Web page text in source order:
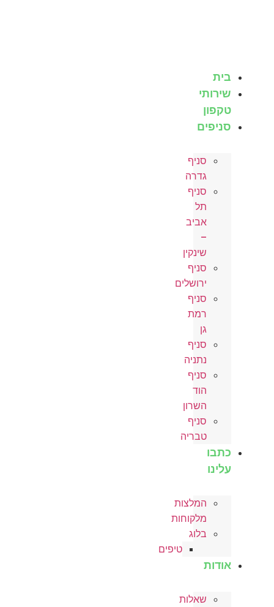
בית
שירותי
טקפון
סניפים
סניף
גדרה
סניף
תל
אביב
–
שינקין
סניף
ירושלים
סניף
רמת
גן
סניף
נתניה
סניף
הוד
השרון
סניף
טבריה
כתבו
עלינו
המלצות
מלקוחות
בלוג
טיפים
אודות
שאלות